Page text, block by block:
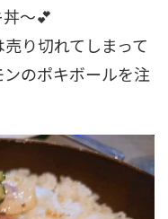
～💕
り切れてしまって
のポキボールを注